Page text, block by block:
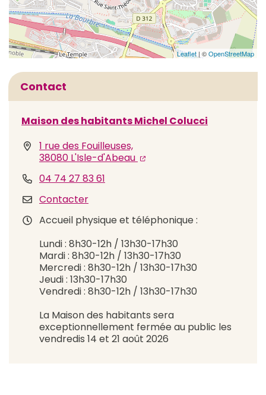
Leaflet | ©OpenStreetMap
Informations complémentaires
Contact
Maison des habitants Michel Colucci
1 rue des Fouilleuses,
38080 L'Isle-d'Abeau (ouverture dans un nouvel
(ouverture dans un
04 74 27 83 61
Contacter
Accueil physique et téléphonique :
Lundi : 8h30-12h / 13h30-17h30
Mardi : 8h30-12h / 13h30-17h30
Mercredi : 8h30-12h / 13h30-17h30
Jeudi : 13h30-17h30
Vendredi : 8h30-12h / 13h30-17h30
La Maison des habitants sera
exceptionnellement fermée au public les
vendredis 14 et 21 août 2026